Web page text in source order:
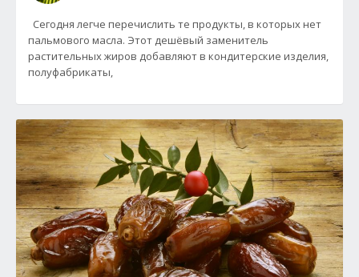
Сегодня легче перечислить те продукты, в которых нет
пальмового масла. Этот дешёвый заменитель
растительных жиров добавляют в кондитерские изделия,
полуфабрикаты,